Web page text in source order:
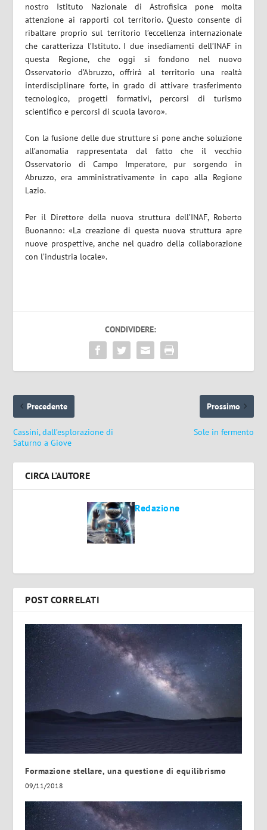
nostro Istituto Nazionale di Astrofisica pone molta
attenzione ai rapporti col territorio. Questo consente di
ribaltare proprio sul territorio l’eccellenza internazionale
che caratterizza l’Istituto. I due insediamenti dell’INAF in
questa Regione, che oggi si fondono nel nuovo
Osservatorio d’Abruzzo, offrirà al territorio una realtà
interdisciplinare forte, in grado di attivare trasferimento
tecnologico, progetti formativi, percorsi di turismo
scientifico e percorsi di scuola lavoro».
Con la fusione delle due strutture si pone anche soluzione
all’anomalia rappresentata dal fatto che il vecchio
Osservatorio di Campo Imperatore, pur sorgendo in
Abruzzo, era amministrativamente in capo alla Regione
Lazio.
Per il Direttore della nuova struttura dell’INAF, Roberto
Buonanno: «La creazione di questa nuova struttura apre
nuove prospettive, anche nel quadro della collaborazione
con l’industria locale».
CONDIVIDERE:
Precedente
Cassini, dall’esplorazione di
Saturno a Giove
Prossimo
Sole in fermento
CIRCA L'AUTORE
Redazione
POST CORRELATI
Formazione stellare, una questione di equilibrismo
09/11/2018